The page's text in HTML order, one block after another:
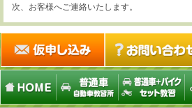
次、お客様へご連絡いたします。